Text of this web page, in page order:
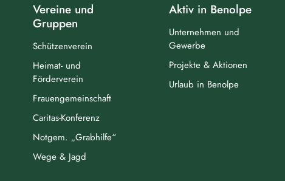
Vereine und
Gruppen
Schützenverein
Heimat- und
Förderverein
Frauengemeinschaft
Caritas-Konferenz
Notgem. „Grabhilfe“
Wege & Jagd
Aktiv in Benolpe
Unternehmen und
Gewerbe
Projekte & Aktionen
Urlaub in Benolpe